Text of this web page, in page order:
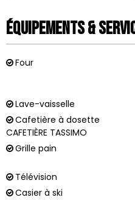
Équipements &
Four
Lave-vaisselle
Cafetière à dosette
CAFETIÈRE TASSIMO
Grille pain
Télévision
Casier à ski